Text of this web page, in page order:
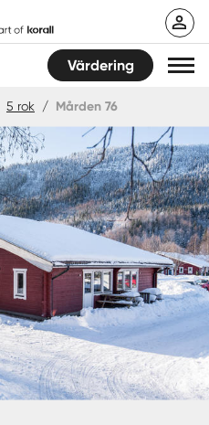
Värdering
5 rok / Mården 76